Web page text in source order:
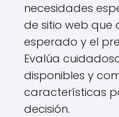
necesidades
de sitio web que
esperado y el
Evalúa
disponibles y
características
decisión.